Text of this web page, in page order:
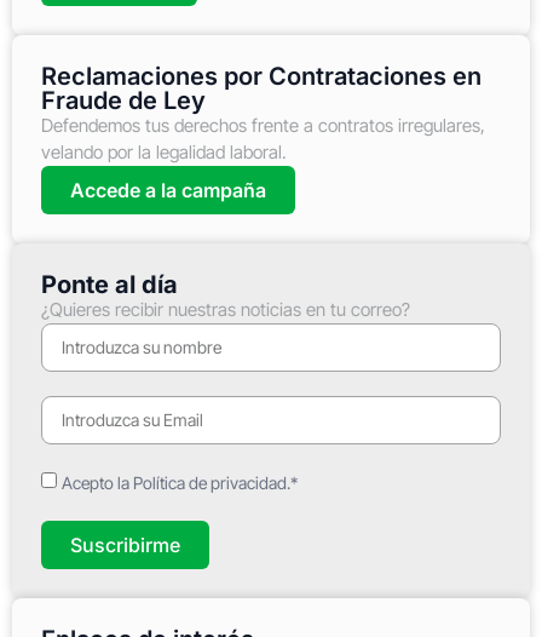
Reclamaciones por Contrataciones en
Fraude de Ley
Defendemos tus derechos frente a contratos irregulares,
velando por la legalidad laboral.
Accede a la campaña
Ponte al día
¿Quieres recibir nuestras noticias en tu correo?
Acepto la Política de privacidad.*
Suscribirme